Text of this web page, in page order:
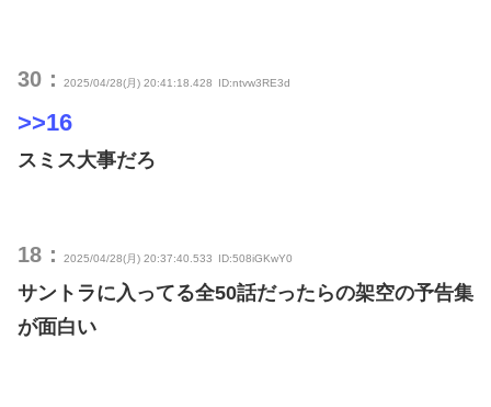
30： 2025/04/28(月) 20:41:18.428 ID:ntvw3RE3d
>>16
スミス大事だろ
18： 2025/04/28(月) 20:37:40.533 ID:508iGKwY0
サントラに入ってる全50話だったらの架空の予告集
が面白い